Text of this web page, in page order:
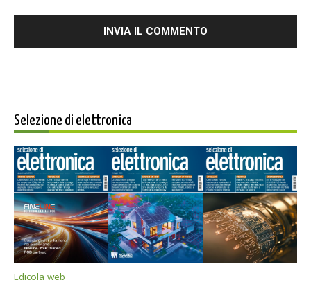
Selezione di elettronica
Edicola web